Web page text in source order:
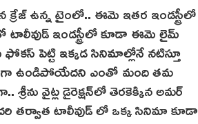
ఉన్న టైంలో.. ఈమె ఇతర ఇండస్ట్రీలో
టాలీవుడ్ ఇండస్ట్రీలో కూడా ఈమె లైమ్
పెట్టి ఇక్కడ సినిమాల్లోనే నటిస్తూ
ఉండిపోయేదని ఎంతో మంది తమ
వైట్ల డైరెక్షన్‌లో తెరకెక్కిన అమర్
తర్వాత టాలీవుడ్ లో ఒక్క సినిమా కూడా